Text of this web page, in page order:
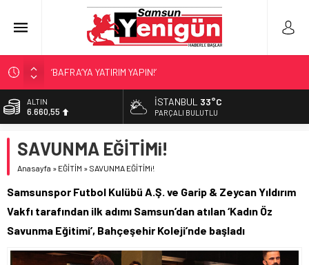
İŞTE FINDIK FİYATI!
YÖNETİCİ SEÇERKEN YAPILAN EN BÜYÜK HATALAR
GERİ SAYIM BAŞLADI
‘BAFRA’YA YATIRIM YAPIN!’
ALTIN
6.660,55
13.779,39
DOLAR
55,1881
İSTANBUL 33°C
PARÇALI BULUTLU
SAVUNMA EĞİTİMi!
Anasayfa » EĞİTİM » SAVUNMA EĞİTİMi!
Samsunspor Futbol Kulübü A.Ş. ve Garip & Zeycan Yıldırım
Vakfı tarafından ilk adımı Samsun’dan atılan ‘Kadın Öz
Savunma Eğitimi’, Bahçeşehir Koleji’nde başladı